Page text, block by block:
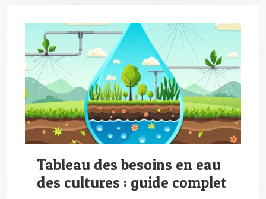
Tableau des besoins en eau
des cultures : guide complet